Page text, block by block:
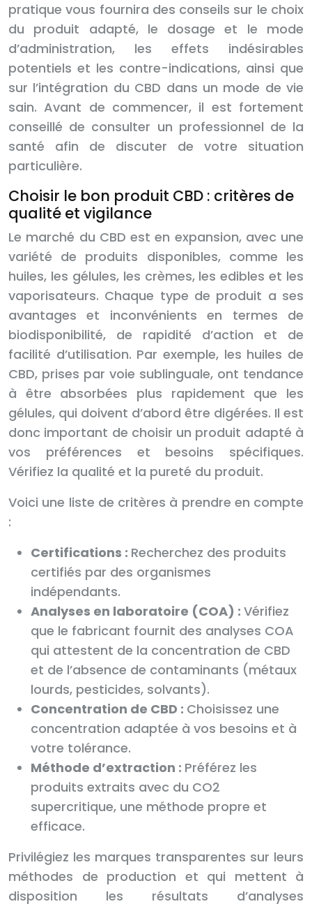
pratique vous fournira des conseils sur le choix
du produit adapté, le dosage et le mode
d’administration, les effets indésirables
potentiels et les contre-indications, ainsi que
sur l’intégration du CBD dans un mode de vie
sain. Avant de commencer, il est fortement
conseillé de consulter un professionnel de la
santé afin de discuter de votre situation
particulière.
Choisir le bon produit CBD : critères de
qualité et vigilance
Le marché du CBD est en expansion, avec une
variété de produits disponibles, comme les
huiles, les gélules, les crèmes, les edibles et les
vaporisateurs. Chaque type de produit a ses
avantages et inconvénients en termes de
biodisponibilité, de rapidité d’action et de
facilité d’utilisation. Par exemple, les huiles de
CBD, prises par voie sublinguale, ont tendance
à être absorbées plus rapidement que les
gélules, qui doivent d’abord être digérées. Il est
donc important de choisir un produit adapté à
vos préférences et besoins spécifiques.
Vérifiez la qualité et la pureté du produit.
Voici une liste de critères à prendre en compte
:
Certifications : Recherchez des produits
certifiés par des organismes
indépendants.
Analyses en laboratoire (COA) : Vérifiez
que le fabricant fournit des analyses COA
qui attestent de la concentration de CBD
et de l’absence de contaminants (métaux
lourds, pesticides, solvants).
Concentration de CBD : Choisissez une
concentration adaptée à vos besoins et à
votre tolérance.
Méthode d’extraction : Préférez les
produits extraits avec du CO2
supercritique, une méthode propre et
efficace.
Privilégiez les marques transparentes sur leurs
méthodes de production et qui mettent à
disposition les résultats d’analyses